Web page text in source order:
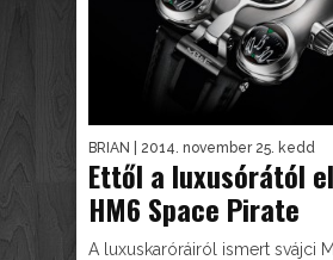
BRIAN | 2014. november 25. kedd
Ettől a luxusórától
HM6 Space Pirate
A luxuskaróráiról ismert svájci